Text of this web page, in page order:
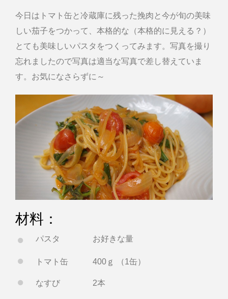
今日はトマト缶と冷蔵庫に残った挽肉と今が旬の美味
しい茄子をつかって、本格的な（本格的に見える？）
とても美味しいパスタをつくってみます。写真を撮り
忘れましたので写真は適当な写真で差し替えていま
す。お気になさらずに～
材料：
パスタ お好きな量
トマト缶 400ｇ （1缶）
なすび 2本